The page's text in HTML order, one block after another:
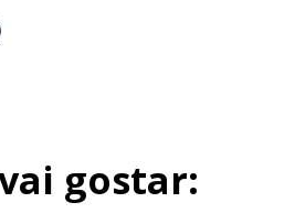
gostar: